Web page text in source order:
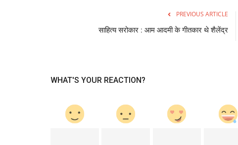
PREVIOUS ARTICLE
साहित्य सरोकार : आम आदमी के गीतकार थे शैलेंद्र
WHAT'S YOUR REACTION?